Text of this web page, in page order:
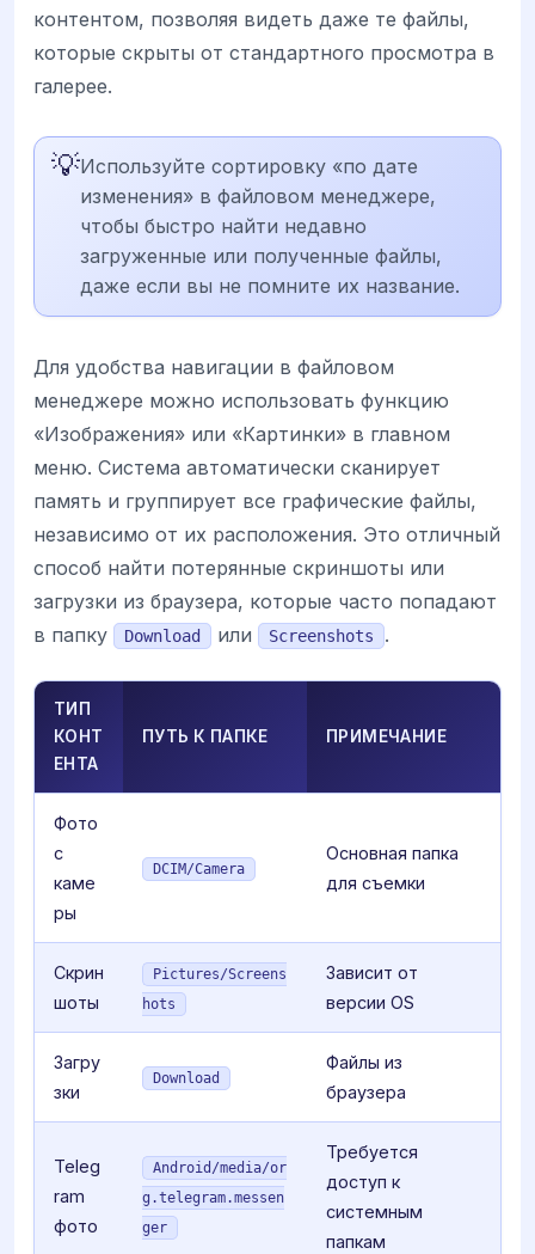
контентом, позволяя видеть даже те файлы,
которые скрыты от стандартного просмотра в
галерее.
💡Используйте сортировку «по дате
изменения» в файловом менеджере,
чтобы быстро найти недавно
загруженные или полученные файлы,
даже если вы не помните их название.
Для удобства навигации в файловом
менеджере можно использовать функцию
«Изображения» или «Картинки» в главном
меню. Система автоматически сканирует
память и группирует все графические файлы,
независимо от их расположения. Это отличный
способ найти потерянные скриншоты или
загрузки из браузера, которые часто попадают
в папку
Download или Screenshots .
ТИП
КОНТ
ЕНТА
ПУТЬ К ПАПКЕ ПРИМЕЧАНИЕ
Фото
с
каме
ры
DCIM/Camera
Основная папка
для съемки
Скрин
шоты
Pictures/Screens
hots
Зависит от
версии OS
Загру
зки
Download
Файлы из
браузера
Teleg
ram
фото
Android/media/or
g.telegram.messen
ger
Требуется
доступ к
системным
папкам